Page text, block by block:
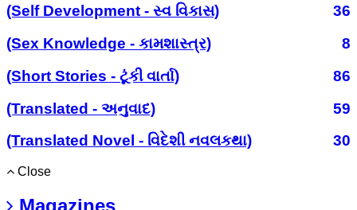
(Self Development - સ્વ વિકાસ)
36
(Sex Knowledge - કામશાસ્ત્ર)
8
(Short Stories - ટૂંકી વાર્તા)
86
(Translated - અનુવાદ)
59
(Translated Novel - વિદેશી નવલકથા)
30
Close
Magazines